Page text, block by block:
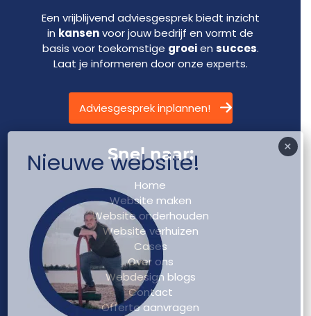
Een vrijblijvend adviesgesprek biedt inzicht
in kansenvoor jouw bedrijf en vormt de
basis voor toekomstige groeien succes.
Laat je informeren door onze experts.
Adviesgesprek inplannen!
Snel naar:
Home
Website maken
Website onderhouden
Website verhuizen
Cases
Over ons
Webdesign blogs
Contact
Offerte aanvragen
Nieuwe website!
×